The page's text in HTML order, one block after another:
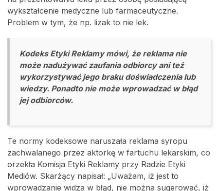
wykształcenie medyczne lub farmaceutyczne.
Problem w tym, że np. lizak to nie lek.
Kodeks Etyki Reklamy mówi, że reklama nie
może nadużywać zaufania odbiorcy ani też
wykorzystywać jego braku doświadczenia lub
wiedzy. Ponadto nie może wprowadzać w błąd
jej odbiorców.
Te normy kodeksowe naruszała reklama syropu
zachwalanego przez aktorkę w fartuchu lekarskim, co
orzekła Komisja Etyki Reklamy przy Radzie Etyki
Mediów. Skarżący napisał: „Uważam, iż jest to
wprowadzanie widza w błąd, nie można sugerować, iż